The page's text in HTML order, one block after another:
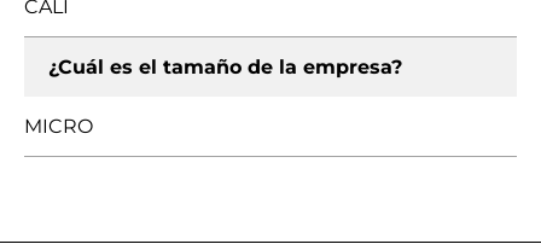
CALI
¿Cuál es el tamaño de la empresa?
MICRO